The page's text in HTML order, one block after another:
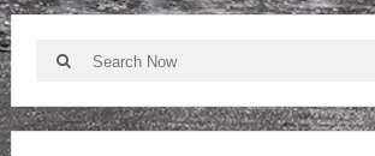
Search Search